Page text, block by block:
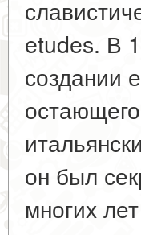
etudes. В
создании
он был
многих